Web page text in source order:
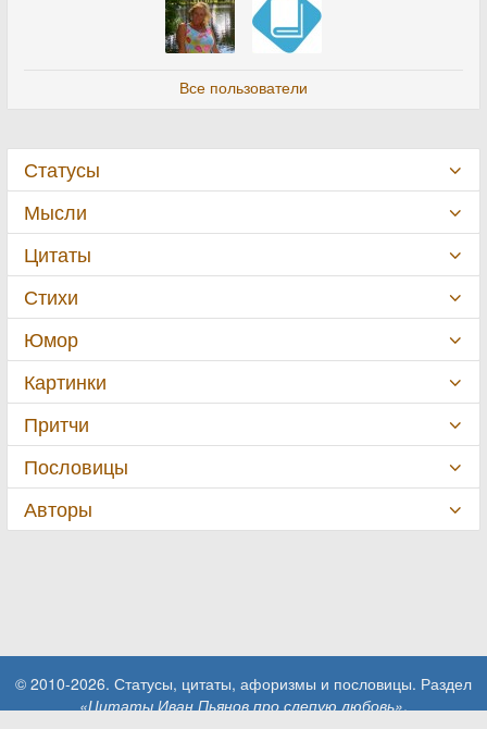
Все пользователи
Статусы
Мысли
Цитаты
Стихи
Юмор
Картинки
Притчи
Пословицы
Авторы
© 2010-2026. Статусы, цитаты, афоризмы и пословицы. Раздел
«Цитаты Иван Пьянов про слепую любовь».